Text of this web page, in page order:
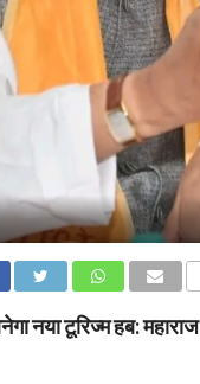
नया टूरिज्म हब: महाराज